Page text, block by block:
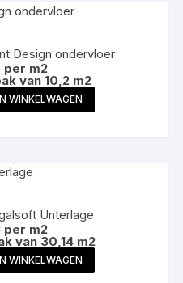
Design ondervloer
per m2
van 10,2 m2
WINKELWAGEN
Unterlage
per m2
van 30,14 m2
WINKELWAGEN